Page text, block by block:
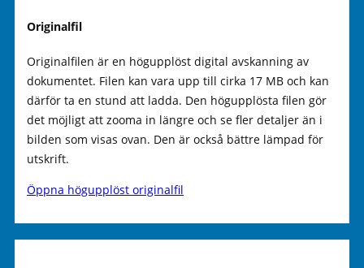
Originalfil
Originalfilen är en högupplöst digital avskanning av
dokumentet. Filen kan vara upp till cirka 17 MB och kan
därför ta en stund att ladda. Den högupplösta filen gör
det möjligt att zooma in längre och se fler detaljer än i
bilden som visas ovan. Den är också bättre lämpad för
utskrift.
Öppna högupplöst originalfil